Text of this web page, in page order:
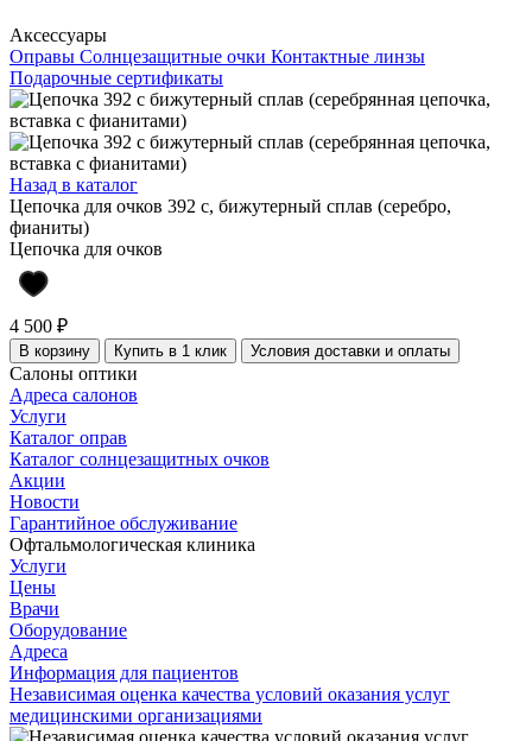
Аксессуары
Оправы Солнцезащитные очки Контактные линзы
Подарочные сертификаты
Назад в каталог
Цепочка для очков 392 с, бижутерный сплав (серебро,
фианиты)
Цепочка для очков
4 500 ₽
В корзину Купить в 1 клик Условия доставки и оплаты
Салоны оптики
Адреса салонов
Услуги
Каталог оправ
Каталог солнцезащитных очков
Акции
Новости
Гарантийное обслуживание
Офтальмологическая клиника
Услуги
Цены
Врачи
Оборудование
Адреса
Информация для пациентов
Независимая оценка качества условий оказания услуг
медицинскими организациями